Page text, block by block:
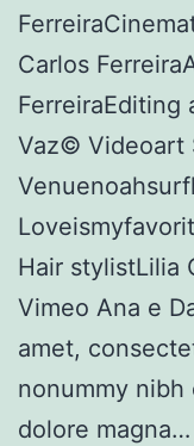
Carlos
FerreiraEditing
Vaz© Videoart
Hair stylistLilia
Vimeo Ana e
amet,
nonummy
dolore magna…